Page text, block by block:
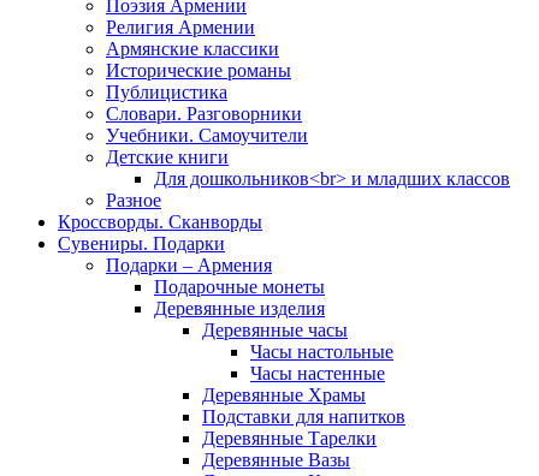
Поэзия Армении
Религия Армении
Армянские классики
Исторические романы
Публицистика
Словари. Разговорники
Учебники. Самоучители
Детские книги
Для дошкольников<br> и младших классов
Разное
Кроссворды. Сканворды
Сувениры. Подарки
Подарки – Армения
Подарочные монеты
Деревянные изделия
Деревянные часы
Часы настольные
Часы настенные
Деревянные Храмы
Подставки для напитков
Деревянные Тарелки
Деревянные Вазы